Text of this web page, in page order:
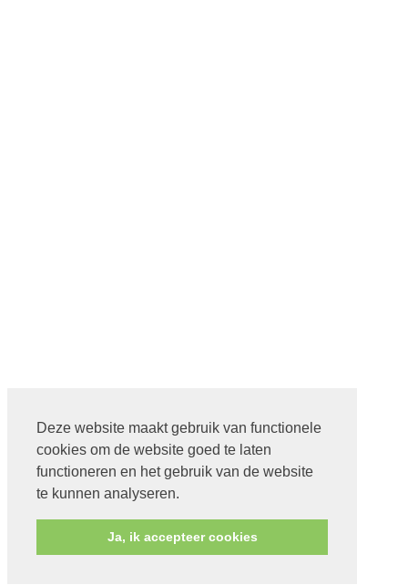
Deze website maakt gebruik van functionele
cookies om de website goed te laten
functioneren en het gebruik van de website
te kunnen analyseren.
Ja, ik accepteer cookies